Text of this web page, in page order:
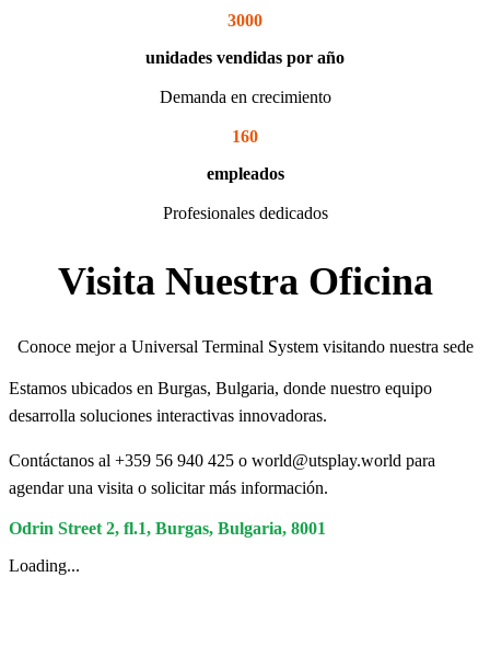
3000
unidades vendidas por año
Demanda en crecimiento
160
empleados
Profesionales dedicados
Visita Nuestra Oficina
Conoce mejor a Universal Terminal System visitando nuestra sede
Estamos ubicados en Burgas, Bulgaria, donde nuestro equipo
desarrolla soluciones interactivas innovadoras.
Contáctanos al +359 56 940 425 o world@utsplay.world para
agendar una visita o solicitar más información.
Odrin Street 2, fl.1, Burgas, Bulgaria, 8001
Loading...